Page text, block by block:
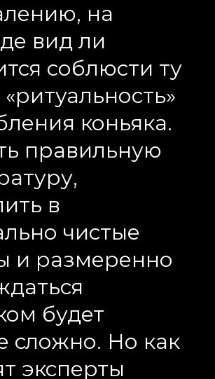
на
вид ли
соблюсти ту
коньяка.
правильную
в
чистые
и размеренно
будет
сложно. Но как
эксперты